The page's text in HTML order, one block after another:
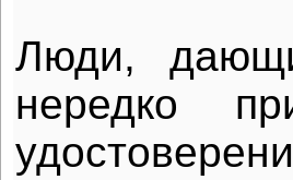
Люди,
нередко